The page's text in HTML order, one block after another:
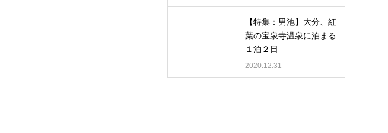
【特集：男池】大分、紅
葉の宝泉寺温泉に泊まる
１泊２日
2020.12.31